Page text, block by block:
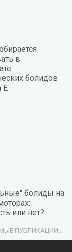
в
болидов
E
болиды на
или нет?
ПУБЛИКАЦИИ...